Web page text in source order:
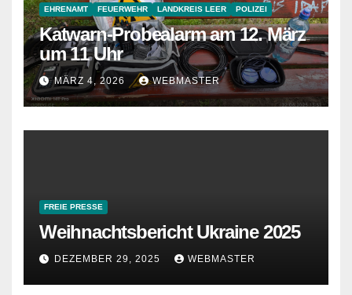
EHRENAMT FEUERWEHR LANDKREIS LEER POLIZEI
Katwarn-Probealarm am 12. März
um 11 Uhr
MÄRZ 4, 2026 WEBMASTER
FREIE PRESSE
Weihnachtsbericht Ukraine 2025
DEZEMBER 29, 2025 WEBMASTER